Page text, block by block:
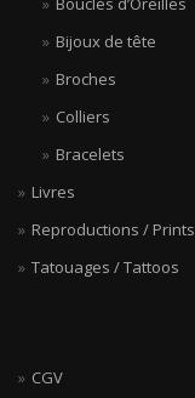
Bijoux de tête
Broches
Colliers
Bracelets
Livres
Reproductions / Prints
Tatouages / Tattoos
CGV